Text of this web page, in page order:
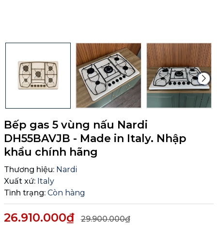
Bếp gas 5 vùng nấu Nardi
DH55BAVJB - Made in Italy. Nhập
khẩu chính hãng
Thương hiệu: Nardi
Xuất xứ: Italy
Tình trạng: Còn hàng
26.910.000₫ 29.900.000₫